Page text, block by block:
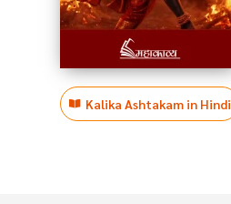
Kalika Ashtakam in Hindi